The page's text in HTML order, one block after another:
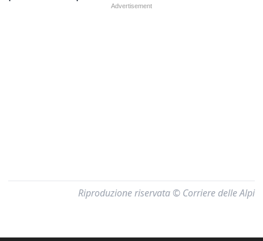
Riproduzione riservata © Corriere delle Alpi